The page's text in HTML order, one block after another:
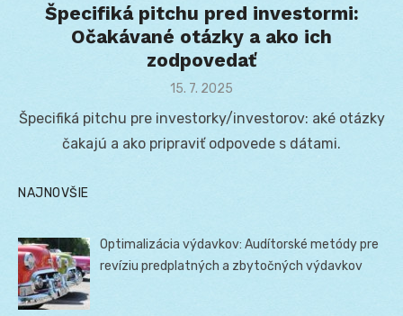
Špecifiká pitchu pred investormi:
Očakávané otázky a ako ich
zodpovedať
Posted
15. 7. 2025
Špecifiká pitchu pre investorky/investorov: aké otázky
čakajú a ako pripraviť odpovede s dátami.
NAJNOVŠIE
Optimalizácia výdavkov: Audítorské metódy pre
revíziu predplatných a zbytočných výdavkov